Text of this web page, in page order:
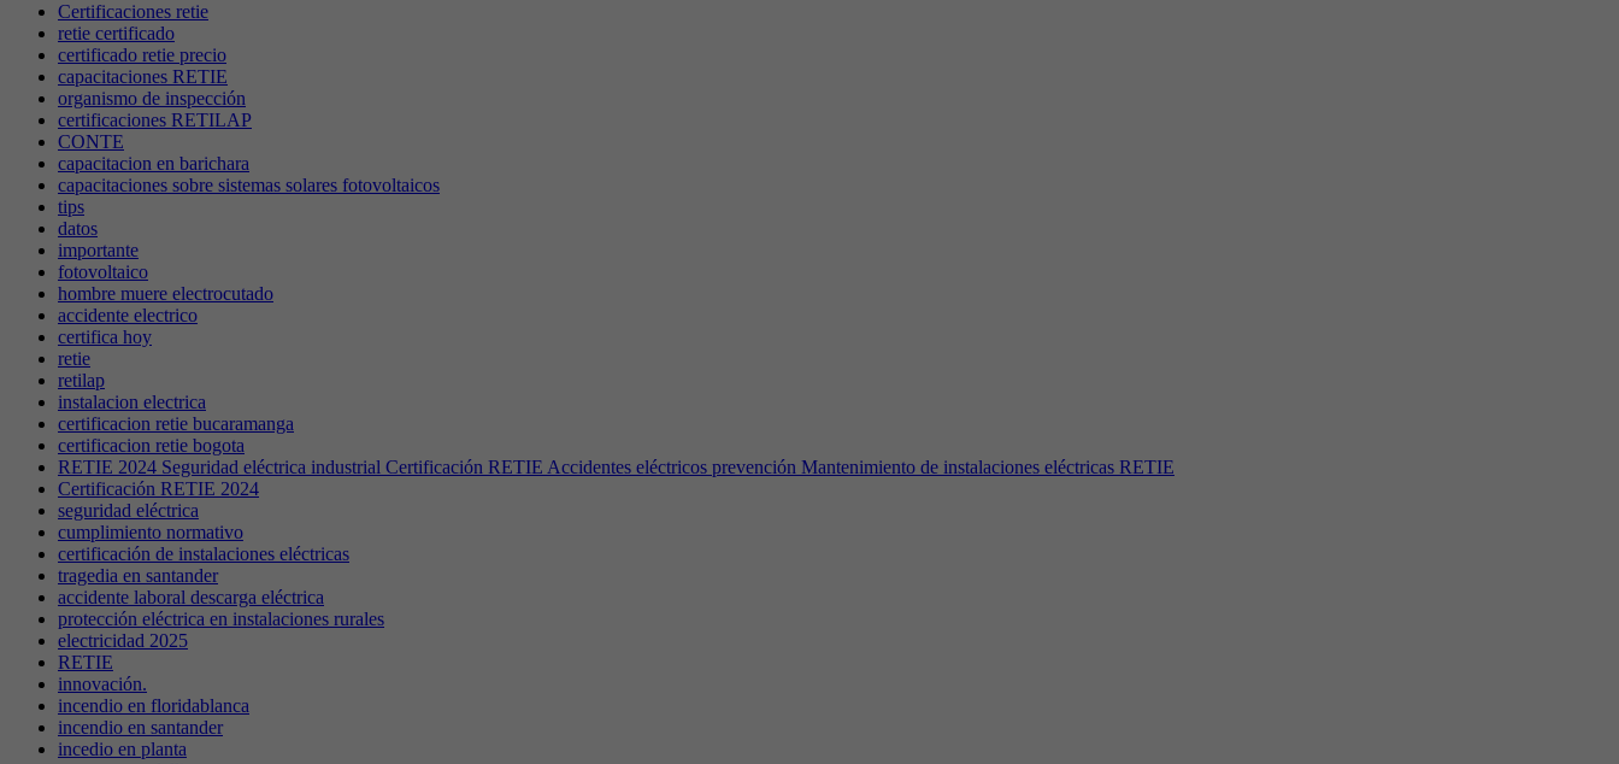
Certificaciones retie
retie certificado
certificado retie precio
capacitaciones RETIE
organismo de inspección
certificaciones RETILAP
CONTE
capacitacion en barichara
capacitaciones sobre sistemas solares fotovoltaicos
tips
datos
importante
fotovoltaico
hombre muere electrocutado
accidente electrico
certifica hoy
retie
retilap
instalacion electrica
certificacion retie bucaramanga
certificacion retie bogota
RETIE 2024 Seguridad eléctrica industrial Certificación RETIE Accidentes eléctricos prevención Mantenimiento de instalaciones eléctricas RETIE
Certificación RETIE 2024
seguridad eléctrica
cumplimiento normativo
certificación de instalaciones eléctricas
tragedia en santander
accidente laboral descarga eléctrica
protección eléctrica en instalaciones rurales
electricidad 2025
RETIE
innovación.
incendio en floridablanca
incendio en santander
incedio en planta